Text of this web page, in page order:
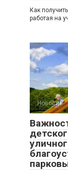
Как
работая на
Новости